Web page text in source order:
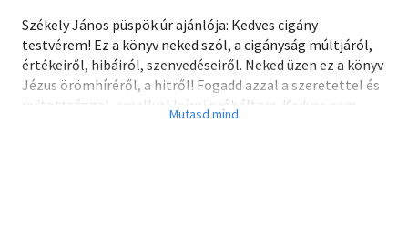
Székely János püspök úr ajánlója: Kedves cigány
testvérem! Ez a könyv neked szól, a cigányság múltjáról,
értékeiről, hibáiról, szenvedéseiről. Neked üzen ez a könyv
Jézus örömhíréről, a hitről! Fogadd azzal a szeretettel és
nyitottsággal, amellyel leírni próbáltam. Kedves nem
cigány olvasó! Neked is szól ez a kedves írás. Lehet, hogy